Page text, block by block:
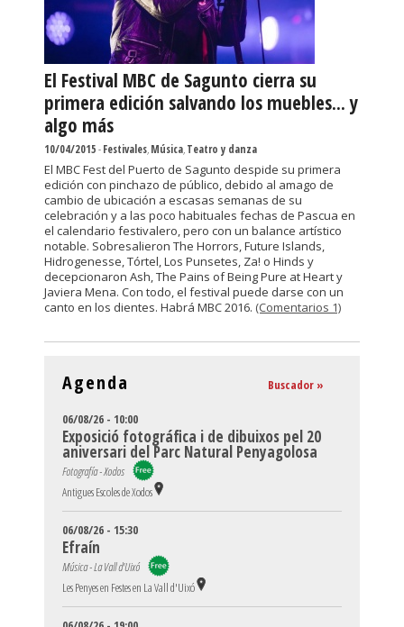
El Festival MBC de Sagunto cierra su
primera edición salvando los muebles... y
algo más
10/04/2015-Festivales,Música,Teatro y danza
El MBC Fest del Puerto de Sagunto despide su primera
edición con pinchazo de público, debido al amago de
cambio de ubicación a escasas semanas de su
celebración y a las poco habituales fechas de Pascua en
el calendario festivalero, pero con un balance artístico
notable. Sobresalieron The Horrors, Future Islands,
Hidrogenesse, Tórtel, Los Punsetes, Za! o Hinds y
decepcionaron Ash, The Pains of Being Pure at Heart y
Javiera Mena. Con todo, el festival puede darse con un
canto en los dientes. Habrá MBC 2016. (Comentarios 1)
Agenda Buscador »
06/08/26 - 10:00
Exposició fotográfica i de dibuixos pel 20
aniversari del Parc Natural Penyagolosa
Fotografía - Xodos
Antigues Escoles de Xodos
06/08/26 - 15:30
Efraín
Música - La Vall d'Uixó
Les Penyes en Festes en La Vall d'Uixó